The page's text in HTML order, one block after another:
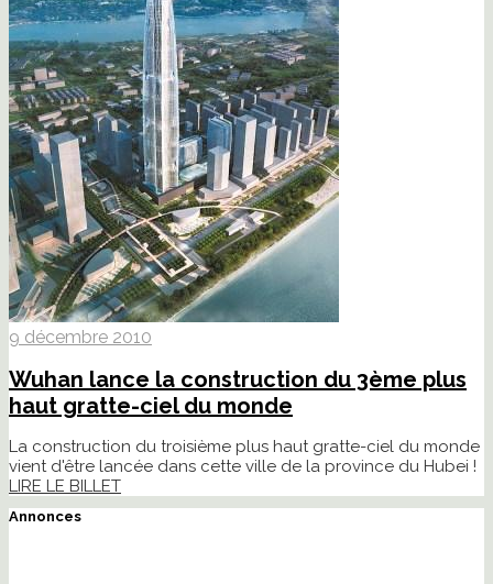
9 décembre 2010
Wuhan lance la construction du 3ème plus
haut gratte-ciel du monde
La construction du troisième plus haut gratte-ciel du monde
vient d'être lancée dans cette ville de la province du Hubei !
LIRE LE BILLET
Annonces